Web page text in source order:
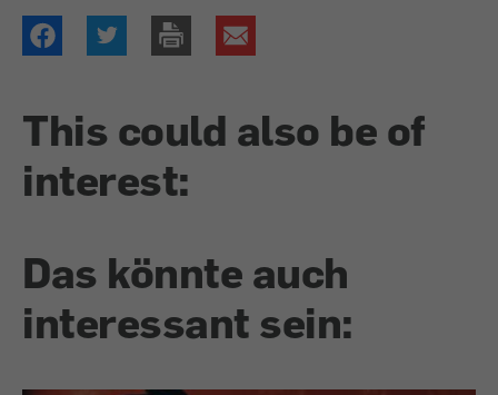
This could also be of
interest:
Das könnte auch
interessant sein: